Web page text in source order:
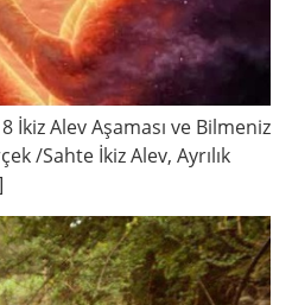
İkiz Alev Aşaması ve Bilmeniz
/Sahte İkiz Alev, Ayrılık